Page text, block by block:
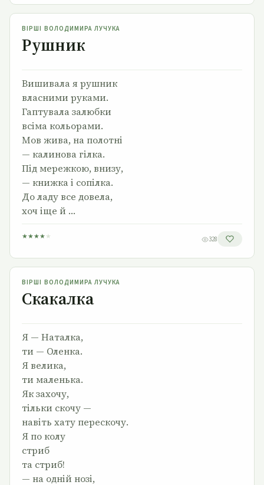
Рушник
ВІРШІ ВОЛОДИМИРА ЛУЧУКА
Рушник
Вишивала я рушник
власними руками.
Гаптувала залюбки
всіма кольорами.
Мов жива, на полотні
— калинова гілка.
Під мережкою, внизу,
— книжка і сопілка.
До ладу все довела,
хоч іще й …
★★★★ ★ 328
Скакалка
ВІРШІ ВОЛОДИМИРА ЛУЧУКА
Скакалка
Я — Наталка,
ти — Оленка.
Я велика,
ти маленька.
Як захочу,
тільки скочу —
навіть хату перескочу.
Я по колу
стриб
та стриб!
— на одній нозі,